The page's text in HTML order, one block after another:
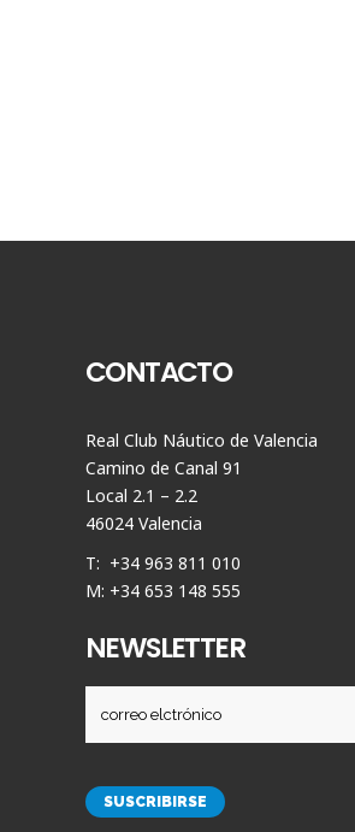
CONTACTO
Real Club Náutico de Valencia
Camino de Canal 91
Local 2.1 – 2.2
46024 Valencia
T: +34 963 811 010
M: +34 653 148 555
NEWSLETTER